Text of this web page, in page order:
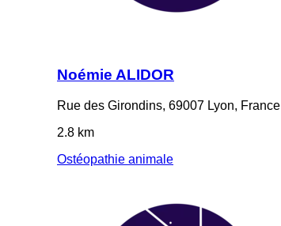
Noémie ALIDOR
Rue des Girondins, 69007 Lyon, France
2.8 km
Ostéopathie animale